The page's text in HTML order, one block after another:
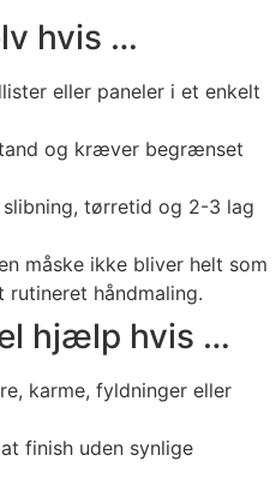
hvis …
eller paneler i et enkelt
og kræver begrænset
tørretid og 2-3 lag
måske ikke bliver helt som
håndmaling.
hjælp hvis …
karme, fyldninger eller
finish uden synlige